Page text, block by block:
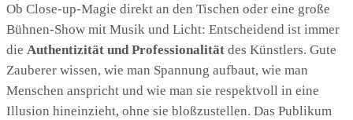
Ob Close-up-Magie direkt an den Tischen oder eine große
Bühnen-Show mit Musik und Licht: Entscheidend ist immer
die Authentizität und Professionalität des Künstlers. Gute
Zauberer wissen, wie man Spannung aufbaut, wie man
Menschen anspricht und wie man sie respektvoll in eine
Illusion hineinzieht, ohne sie bloßzustellen. Das Publikum